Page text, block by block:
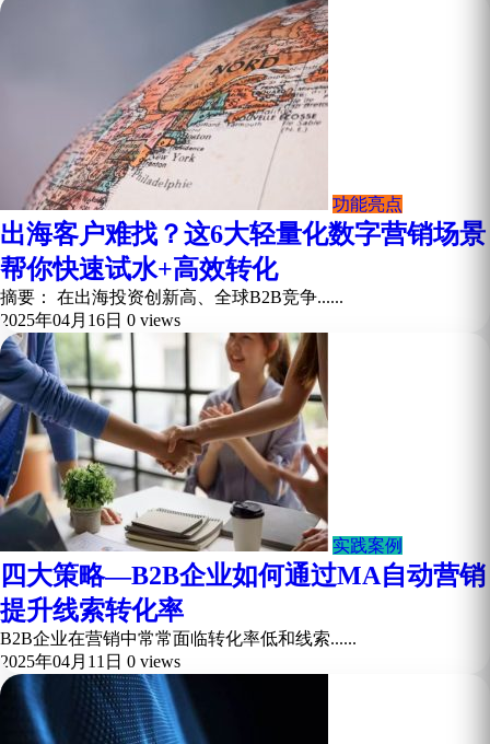
功能亮点
出海客户难找？这6大轻量化数字营销场景
帮你快速试水+高效转化
摘要： 在出海投资创新高、全球B2B竞争......
2025年04月16日 0 views
实践案例
四大策略—B2B企业如何通过MA自动营销
提升线索转化率
B2B企业在营销中常常面临转化率低和线索......
2025年04月11日 0 views